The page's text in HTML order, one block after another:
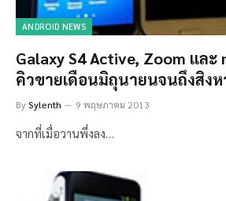
ANDROID NEWS
Galaxy S4 Active, Zoom และ
คิวขายเดือนมิถุนายนจนถึงสิง
BySylenth 9 พฤษภาคม 2013
จากที่เมื่อวานพึ่งลง…